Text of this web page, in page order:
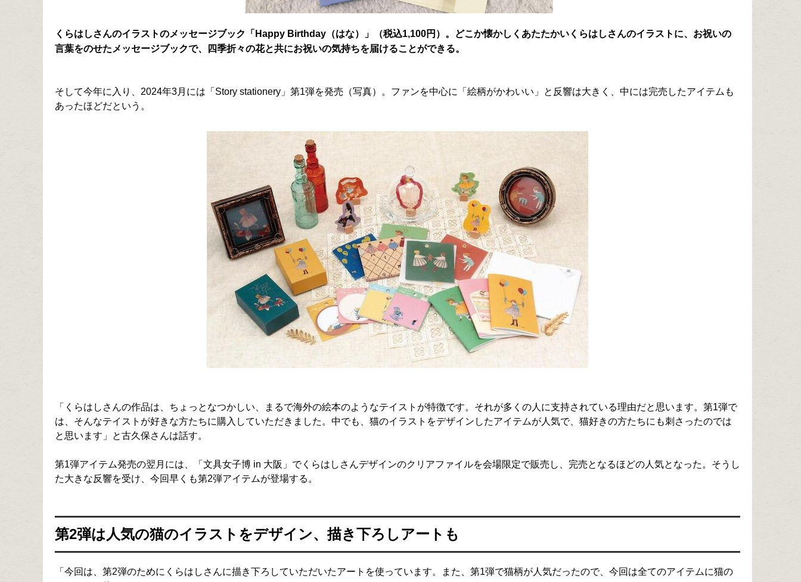
くらはしさんのイラストのメッセージブック「Happy Birthday（はな）」（税込1,100円）。どこか懐かしくあたたかいくらはしさんのイラストに、お祝いの
言葉をのせたメッセージブックで、四季折々の花と共にお祝いの気持ちを届けることができる。
そして今年に入り、2024年3月には「Story stationery」第1弾を発売（写真）。ファンを中心に「絵柄がかわいい」と反響は大きく、中には完売したアイテムも
あったほどだという。
「くらはしさんの作品は、ちょっとなつかしい、まるで海外の絵本のようなテイストが特徴です。それが多くの人に支持されている理由だと思います。第1弾で
は、そんなテイストが好きな方たちに購入していただきました。中でも、猫のイラストをデザインしたアイテムが人気で、猫好きの方たちにも刺さったのでは
と思います」と古久保さんは話す。
第1弾アイテム発売の翌月には、「文具女子博 in 大阪」でくらはしさんデザインのクリアファイルを会場限定で販売し、完売となるほどの人気となった。そうし
た大きな反響を受け、今回早くも第2弾アイテムが登場する。
第2弾は人気の猫のイラストをデザイン、描き下ろしアートも
「今回は、第2弾のためにくらはしさんに描き下ろしていただいたアートを使っています。また、第1弾で猫柄が人気だったので、今回は全てのアイテムに猫の